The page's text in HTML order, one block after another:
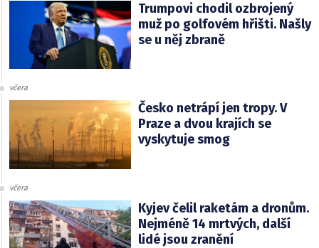
Trumpovi chodil ozbrojený
muž po golfovém hřišti. Našly
se u něj zbraně
včera
Česko netrápí jen tropy. V
Praze a dvou krajích se
vyskytuje smog
včera
Kyjev čelil raketám a dronům.
Nejméně 14 mrtvých, další
lidé jsou zranění